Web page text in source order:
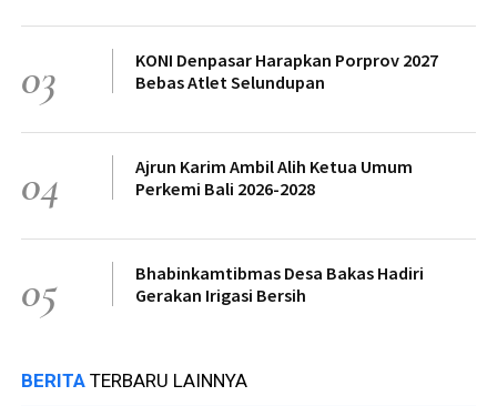
03
KONI Denpasar Harapkan Porprov 2027
Bebas Atlet Selundupan
04
Ajrun Karim Ambil Alih Ketua Umum
Perkemi Bali 2026-2028
05
Bhabinkamtibmas Desa Bakas Hadiri
Gerakan Irigasi Bersih
BERITA TERBARU LAINNYA